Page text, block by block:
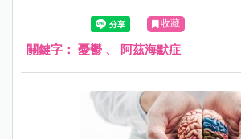
收藏
關鍵字： 憂鬱 、 阿茲海默症